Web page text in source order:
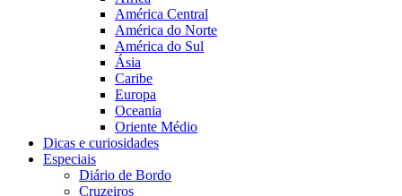
América Central
América do Norte
América do Sul
Ásia
Caribe
Europa
Oceania
Oriente Médio
Dicas e curiosidades
Especiais
Diário de Bordo
Cruzeiros